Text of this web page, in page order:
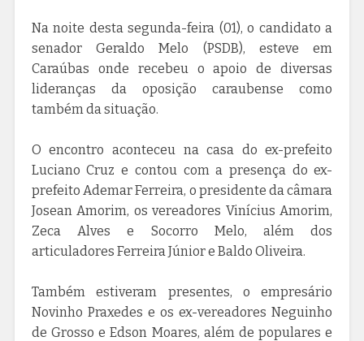
Na noite desta segunda-feira (01), o candidato a
senador Geraldo Melo (PSDB), esteve em
Caraúbas onde recebeu o apoio de diversas
lideranças da oposição caraubense como
também da situação.
O encontro aconteceu na casa do ex-prefeito
Luciano Cruz e contou com a presença do ex-
prefeito Ademar Ferreira, o presidente da câmara
Josean Amorim, os vereadores Vinícius Amorim,
Zeca Alves e Socorro Melo, além dos
articuladores Ferreira Júnior e Baldo Oliveira.
Também estiveram presentes, o empresário
Novinho Praxedes e os ex-vereadores Neguinho
de Grosso e Edson Moares, além de populares e